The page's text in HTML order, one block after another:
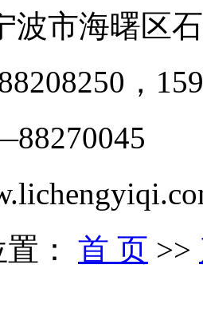
波市海曙区
，
： 首 页 >>